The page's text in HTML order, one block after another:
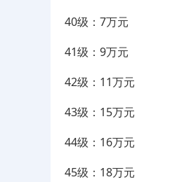
40级：7万元
41级：9万元
42级：11万元
43级：15万元
44级：16万元
45级：18万元